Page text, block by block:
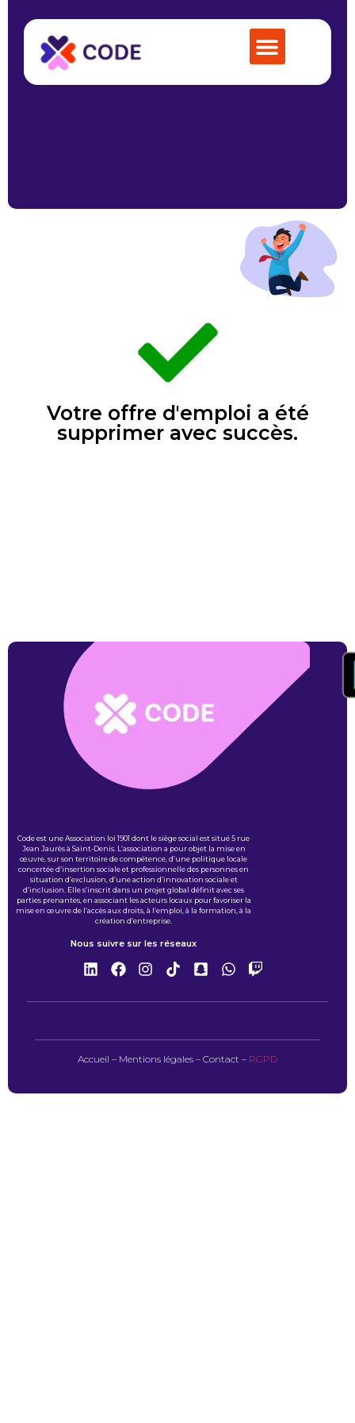
Votre offre d'emploi a été
supprimer avec succès.
Code est une Association loi 1901 dont le siège social est situé 5 rue
Jean Jaurès à Saint-Denis. L’association a pour objet la mise en
œuvre, sur son territoire de compétence, d’une politique locale
concertée d’insertion sociale et professionnelle des personnes en
situation d’exclusion, d’une action d’innovation sociale et
d’inclusion. Elle s’inscrit dans un projet global définit avec ses
parties prenantes, en associant les acteurs locaux pour favoriser la
mise en œuvre de l’accès aux droits, à l’emploi, à la formation, à la
création d’entreprise.
Nous suivre sur les réseaux
Accueil – Mentions légales – Contact – RGPD